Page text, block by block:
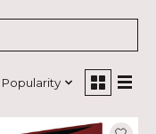
Popularity